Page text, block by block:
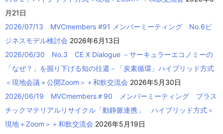
月21日
2026/07/13 MVCmembers #91 メンバーミーティング No.6ビ
ジネスモデル検討会 2026年6月13日
2026/06/30 No.3 CE X Dialogue －サーキュラーエコノミーの
「なぜ？」を掘り下げる知の往還－「炭素循環」ハイブリッド方式
＜現地会議＋公開Zoom＞＋和飲交流会 2026年5月30日
2026/06/19 MVCmembers＃90 メンバーミーティング プラス
チックマテリアルリサイクル「動静脈連携」 ハイブリッド方式＜
現地＋Zoom＞＋和飲交流会 2026年5月19日